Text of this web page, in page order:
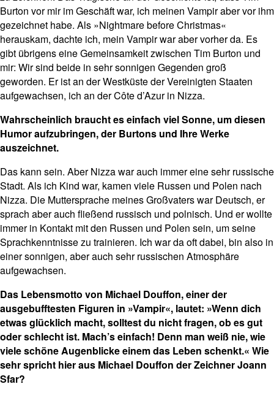
Burton vor mir im Geschäft war, ich meinen Vampir aber vor ihm
gezeichnet habe. Als »Nightmare before Christmas«
herauskam, dachte ich, mein Vampir war aber vorher da. Es
gibt übrigens eine Gemeinsamkeit zwischen Tim Burton und
mir: Wir sind beide in sehr sonnigen Gegenden groß
geworden. Er ist an der Westküste der Vereinigten Staaten
aufgewachsen, ich an der Côte d’Azur in Nizza.
Wahrscheinlich braucht es einfach viel Sonne, um diesen
Humor aufzubringen, der Burtons und Ihre Werke
auszeichnet.
Das kann sein. Aber Nizza war auch immer eine sehr russische
Stadt. Als ich Kind war, kamen viele Russen und Polen nach
Nizza. Die Muttersprache meines Großvaters war Deutsch, er
sprach aber auch fließend russisch und polnisch. Und er wollte
immer in Kontakt mit den Russen und Polen sein, um seine
Sprachkenntnisse zu trainieren. Ich war da oft dabei, bin also in
einer sonnigen, aber auch sehr russischen Atmosphäre
aufgewachsen.
Das Lebensmotto von Michael Douffon, einer der
ausgebufftesten Figuren in »Vampir«, lautet: »Wenn dich
etwas glücklich macht, solltest du nicht fragen, ob es gut
oder schlecht ist. Mach’s einfach! Denn man weiß nie, wie
viele schöne Augenblicke einem das Leben schenkt.« Wie
sehr spricht hier aus Michael Douffon der Zeichner Joann
Sfar?